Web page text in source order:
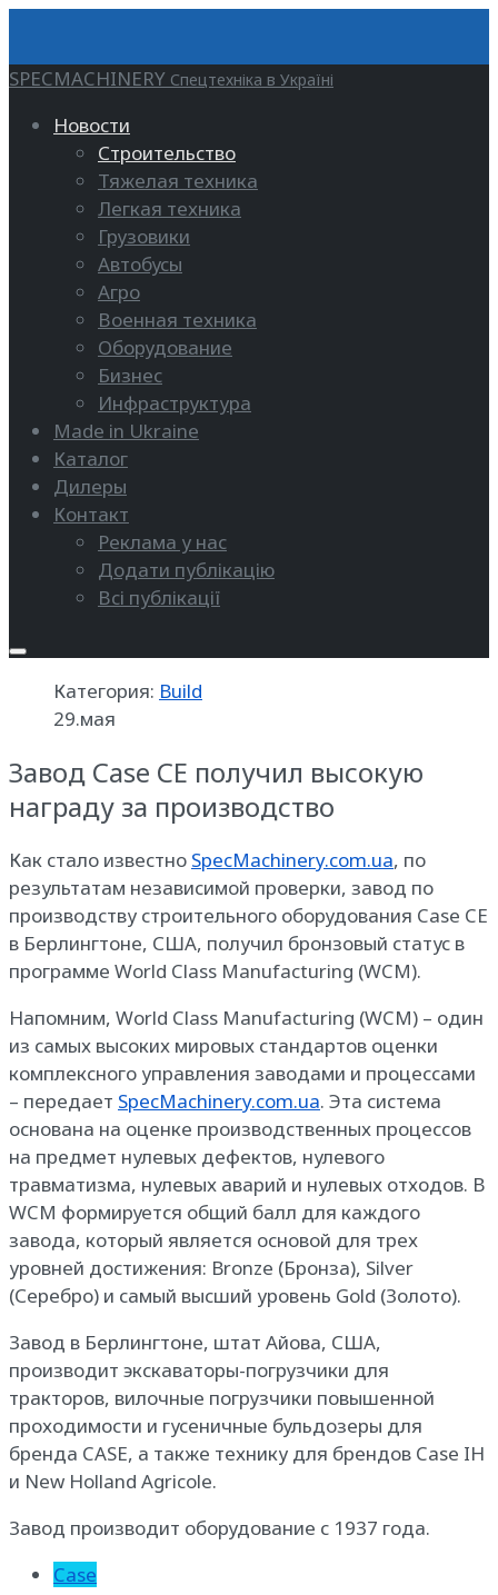
SPECMACHINERY Спецтехніка в Україні
Новости
Строительство
Тяжелая техника
Легкая техника
Грузовики
Автобусы
Агро
Военная техника
Оборудование
Бизнес
Инфраструктура
Made in Ukraine
Каталог
Дилеры
Контакт
Реклама у нас
Додати публікацію
Всі публікації
Категория: Build
29.мая
Завод Case CE получил высокую
награду за производство
Как стало известно SpecMachinery.com.ua, по
результатам независимой проверки, завод по
производству строительного оборудования Case CE
в Берлингтоне, США, получил бронзовый статус в
программе World Class Manufacturing (WCM).
Напомним, World Class Manufacturing (WCM) – один
из самых высоких мировых стандартов оценки
комплексного управления заводами и процессами
– передает SpecMachinery.com.ua. Эта система
основана на оценке производственных процессов
на предмет нулевых дефектов, нулевого
травматизма, нулевых аварий и нулевых отходов. В
WCM формируется общий балл для каждого
завода, который является основой для трех
уровней достижения: Bronze (Бронза), Silver
(Серебро) и самый высший уровень Gold (Золото).
Завод в Берлингтоне, штат Айова, США,
производит экскаваторы-погрузчики для
тракторов, вилочные погрузчики повышенной
проходимости и гусеничные бульдозеры для
бренда CASE, а также технику для брендов Case IH
и New Holland Agricole.
Завод производит оборудование с 1937 года.
Case